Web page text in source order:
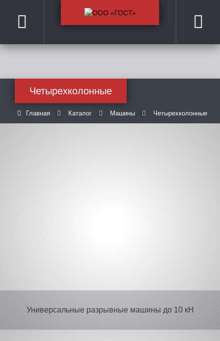
Четырехколонные
Главная Каталог Машины Четырехколонные
Универсальные разрывные машины до 10 кН